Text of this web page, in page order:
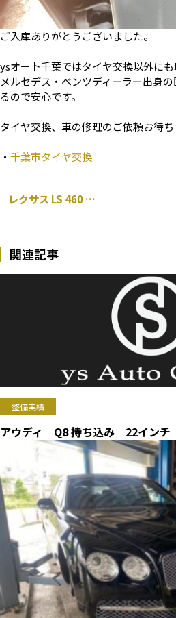
ご入庫ありがとうございました。
ysオート千葉ではタイヤ交換以外にも
メルセデス・ベンツディーラー出身
るので安心です。
タイヤ交換、車の修理のご依頼お待ち
・ 千葉市タイヤ交換
レクサス LS 460 持ち込み タイヤ交換
関連記事
整備実績
アウディ Q8 持ち込み 22イン